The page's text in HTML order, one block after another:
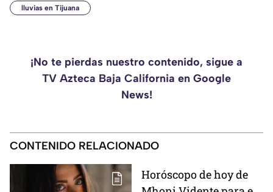
lluvias en Tijuana
¡No te pierdas nuestro contenido, sigue a
TV Azteca Baja California en Google
News!
CONTENIDO RELACIONADO
Horóscopo de hoy de